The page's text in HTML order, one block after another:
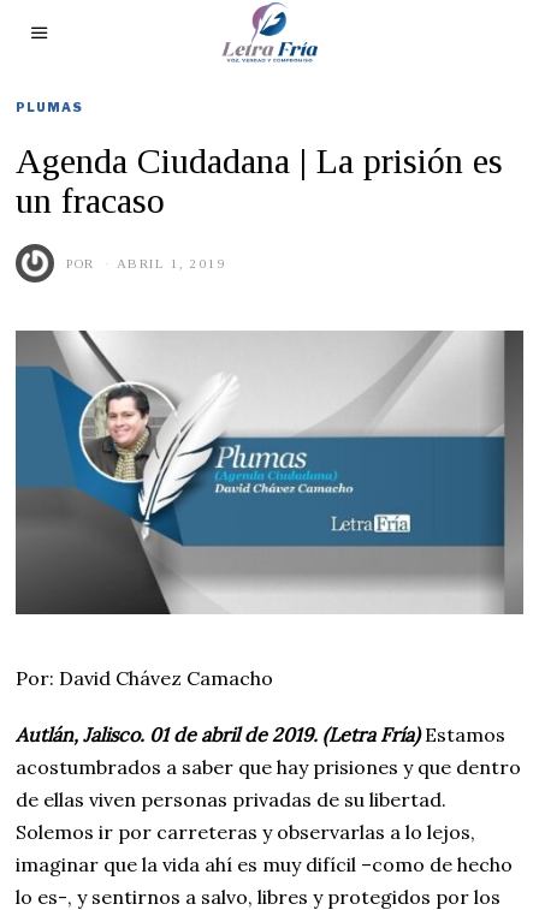
PLUMAS
Agenda Ciudadana | La prisión es
un fracaso
POR ABRIL 1, 2019
1
2
9
Por: David Chávez Camacho
Autlán, Jalisco. 01 de abril de 2019. (Letra Fría)Estamos
acostumbrados a saber que hay prisiones y que dentro
de ellas viven personas privadas de su libertad.
Solemos ir por carreteras y observarlas a lo lejos,
imaginar que la vida ahí es muy difícil –como de hecho
lo es-, y sentirnos a salvo, libres y protegidos por los